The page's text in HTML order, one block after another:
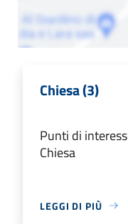
Chiesa (3)
Punti di
Chiesa
LEGGI DI PIÙ